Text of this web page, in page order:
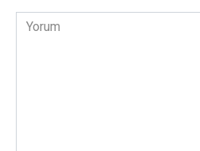
*Yorum